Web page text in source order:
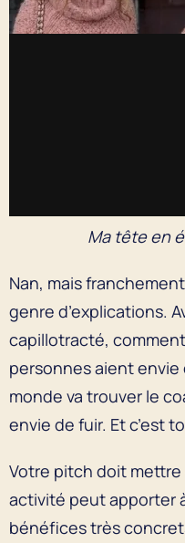
Ma tête en
Nan, mais
genre d’explications.
capillotracté,
personnes aient envie
monde va trouver le
envie de fuir. Et c’est
Votre pitch doit
activité peut apporter
bénéfices très